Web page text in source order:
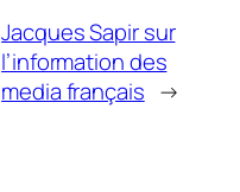
Jacques Sapir sur
l’information des
media français →